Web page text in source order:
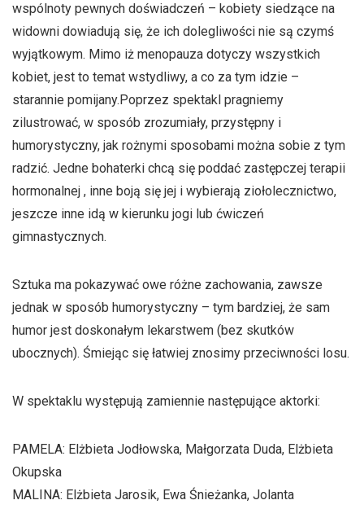
wspólnoty pewnych doświadczeń – kobiety siedzące na
widowni dowiadują się, że ich dolegliwości nie są czymś
wyjątkowym. Mimo iż menopauza dotyczy wszystkich
kobiet, jest to temat wstydliwy, a co za tym idzie –
starannie pomijany.Poprzez spektakl pragniemy
zilustrować, w sposób zrozumiały, przystępny i
humorystyczny, jak rożnymi sposobami można sobie z tym
radzić. Jedne bohaterki chcą się poddać zastępczej terapii
hormonalnej , inne boją się jej i wybierają ziołolecznictwo,
jeszcze inne idą w kierunku jogi lub ćwiczeń
gimnastycznych.
Sztuka ma pokazywać owe różne zachowania, zawsze
jednak w sposób humorystyczny – tym bardziej, że sam
humor jest doskonałym lekarstwem (bez skutków
ubocznych). Śmiejąc się łatwiej znosimy przeciwności losu.
W spektaklu występują zamiennie następujące aktorki:
PAMELA: Elżbieta Jodłowska, Małgorzata Duda, Elżbieta
Okupska
MALINA: Elżbieta Jarosik, Ewa Śnieżanka, Jolanta